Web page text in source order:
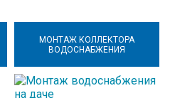
МОНТАЖ КОЛЛЕКТОРА
ВОДОСНАБЖЕНИЯ